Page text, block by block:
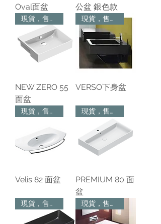
Oval面盆
公盆 銀色款
現貨，售完為止
NEW ZERO 55
面盆
現貨，售完為止
VERSO下身盆
現貨，售完為止
Velis 82 面盆
現貨，售完為止
PREMIUM 80 面
盆
現貨，售完為止 現貨，售完為止